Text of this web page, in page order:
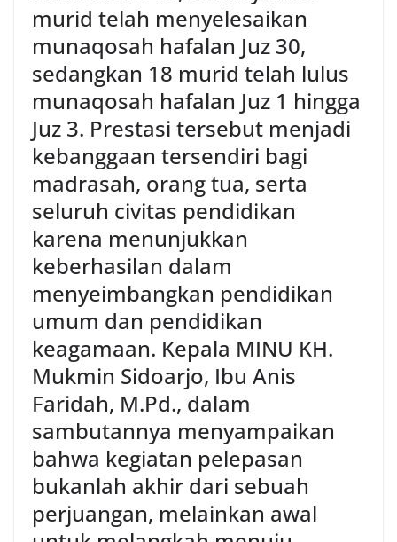
murid telah menyelesaikan
munaqosah hafalan Juz 30,
sedangkan 18 murid telah lulus
munaqosah hafalan Juz 1 hingga
Juz 3. Prestasi tersebut menjadi
kebanggaan tersendiri bagi
madrasah, orang tua, serta
seluruh civitas pendidikan
karena menunjukkan
keberhasilan dalam
menyeimbangkan pendidikan
umum dan pendidikan
keagamaan. Kepala MINU KH.
Mukmin Sidoarjo, Ibu Anis
Faridah, M.Pd., dalam
sambutannya menyampaikan
bahwa kegiatan pelepasan
bukanlah akhir dari sebuah
perjuangan, melainkan awal